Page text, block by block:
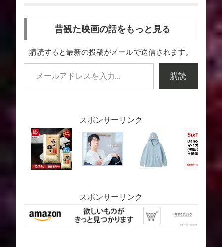
昔観た映画の話をもっと見る
購読すると最新の投稿がメールで送信されます。
購読
スポンサーリンク
スポンサーリンク